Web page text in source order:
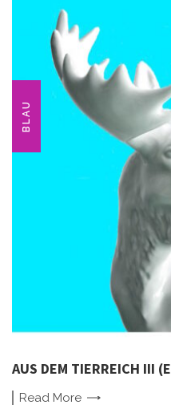
BLAU
AUS DEM TIERREICH III
Read More